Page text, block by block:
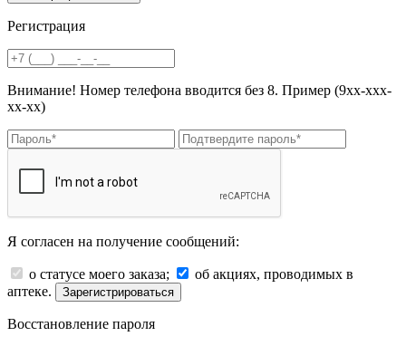
Регистрация
Внимание! Номер телефона вводится без 8. Пример (9хх-ххх-
хх-хх)
Я согласен на получение сообщений:
о статусе моего заказа;
об акциях, проводимых в
аптеке.
Зарегистрироваться
Восстановление пароля